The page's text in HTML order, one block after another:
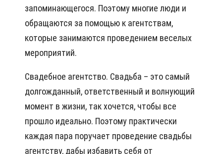
запоминающегося. Поэтому многие люди и
обращаются за помощью к агентствам,
которые занимаются проведением веселых
мероприятий.
Свадебное агентство. Свадьба – это самый
долгожданный, ответственный и волнующий
момент в жизни, так хочется, чтобы все
прошло идеально. Поэтому практически
каждая пара поручает проведение свадьбы
агентству, дабы избавить себя от